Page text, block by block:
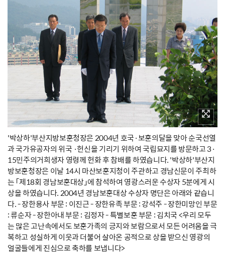
'박상하'부산지방보훈청장은 2004년 호국·보훈의달을 맞아 순국선열
과 국가유공자의 위국 ·헌신을 기리기 위하여 국립묘지를 방문하고 3·
15민주의거희생자 영령께 헌화 후 참배를 하였습니다. '박상하'부산지
방보훈청장은 이날 14시 마산보훈지청이 주관하고 경남신문이 주최하
는 「제18회 경남보훈대상」에 참석하여 영광스러운 수상자 5분에게 시
상을 하였습니다. 2004년 경남보훈대상 수상자 명단은 아래와 같습니
다. - 장한용사 부문 : 이진근 - 장한유족 부문 : 강석주 - 장한미망인 부문
: 류순자 - 장한아내 부문 : 김정자 - 특별보훈 부문 : 김치국 <우리 모두
는 많은 고난속에서도 보훈가족의 긍지와 보람으로서 모든 어려움을 극
복하고 성실하게 이웃과 더불어 살아온 공적으로 상을 받으신 영광의
얼굴들에게 진심으로 축하를 보냅니다>